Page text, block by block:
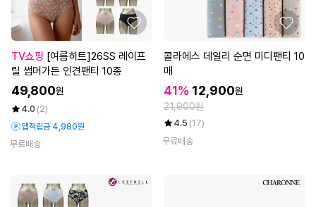
TV쇼핑
릴 썸머가든 인견팬티 10종
49,800원
4.0 (2)
앱적립금 4,980원
무료배송
콜라에스 데일리 순면 미디팬티 10
매
41% 12,900원
21,900원
4.5 (17)
무료배송